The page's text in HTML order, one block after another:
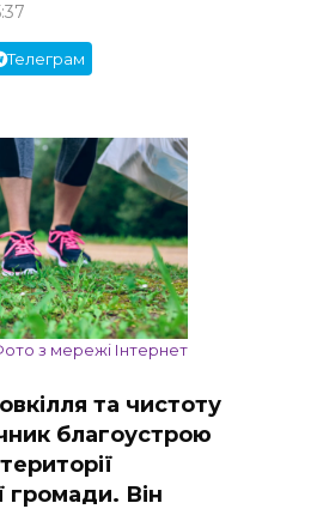
Телеграм
з мережі Інтернет
та чистоту
благоустрою
громади. Він